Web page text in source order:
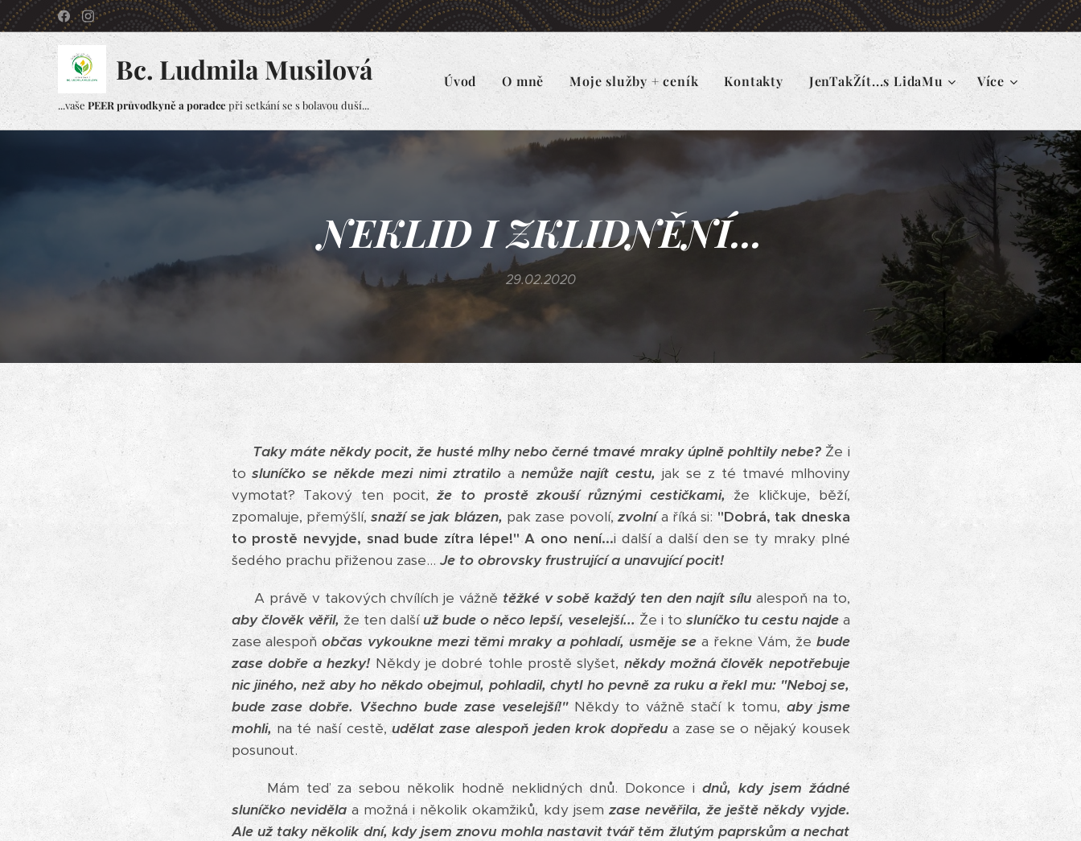
Bc. Ludmila Musilová
...vaše PEER průvodkyně a poradce při setkání se s bolavou duší...
Úvod O mně Moje služby + ceník Kontakty JenTakŽít...s LidaMu Více
NEKLID I ZKLIDNĚNÍ...
29.02.2020
Taky máte někdy pocit, že husté mlhy nebo černé tmavé mraky úplně pohltily nebe?Že i
tosluníčko se někde mezi nimi ztratiloa nemůže najít cestu, jak se z té tmavé mlhoviny
vymotat? Takový ten pocit,že to prostě zkouší různými cestičkami, že kličkuje, běží,
zpomaluje, přemýšlí,snaží se jak blázen, pak zase povolí,zvolnía říká si:"Dobrá, tak dneska
to prostě nevyjde, snad bude zítra lépe!" A ono není...i další a další den se ty mraky plné
šedého prachu přiženou zase... Je to obrovsky frustrující a unavující pocit!
A právě v takových chvílích je vážně těžké v sobě každý ten den najít sílu alespoň na to,
aby člověk věřil, že ten dalšíuž bude o něco lepší, veselejší... Že i to sluníčko tu cestu najdea
zase alespoňobčas vykoukne mezi těmi mraky a pohladí, usměje sea řekne Vám, že bude
zase dobře a hezky!Někdy je dobré tohle prostě slyšet,někdy možná člověk nepotřebuje
nic jiného, než aby ho někdo obejmul, pohladil, chytl ho pevně za ruku a řekl mu: "Neboj se,
bude zase dobře. Všechno bude zase veselejší!"Někdy to vážně stačí k tomu,aby jsme
mohli, na té naší cestě,udělat zase alespoň jeden krok dopředu a zase se o nějaký kousek
posunout.
Mám teď za sebou několik hodně neklidných dnů. Dokonce idnů, kdy jsem žádné
sluníčko nevidělaa možná i několik okamžiků, kdy jsemzase nevěřila, že ještě někdy vyjde.
Ale už taky několik dní, kdy jsem znovu mohla nastavit tvář těm žlutým paprskům a nechat